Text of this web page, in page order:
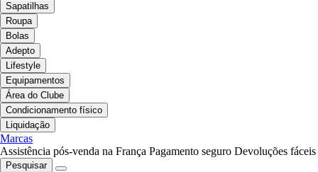
Sapatilhas
Roupa
Bolas
Adepto
Lifestyle
Equipamentos
Área do Clube
Condicionamento físico
Liquidação
Marcas
Assistência pós-venda na França Pagamento seguro Devoluções fáceis
Pesquisar